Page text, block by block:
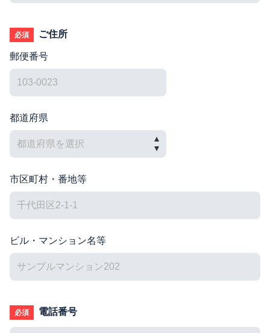
必須 ご住所
郵便番号
都道府県
市区町村・番地等
ビル・マンション名等
必須 電話番号